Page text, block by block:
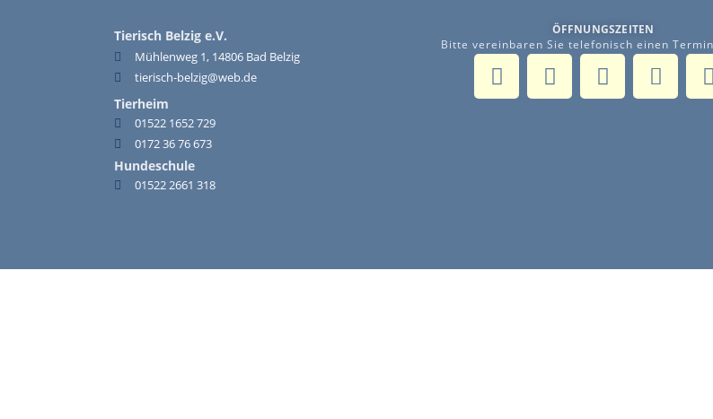
Tierisch Belzig e.V.
Mühlenweg 1, 14806 Bad Belzig
tierisch-belzig@web.de
Tierheim
01522 1652 729
0172 36 76 673
Hundeschule
01522 2661 318
ÖFFNUNGSZEITEN
Bitte vereinbaren Sie telefonisch einen